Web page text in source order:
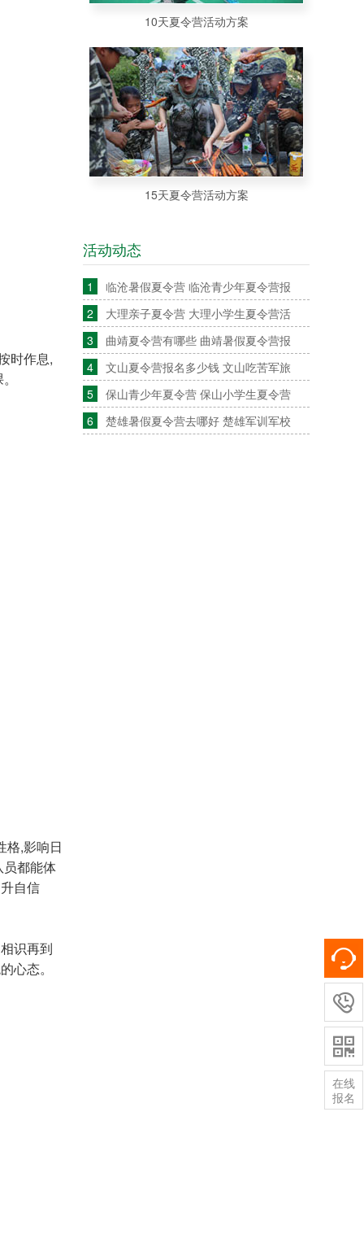
时作息,
格,影响日
都能体
自信
识再到
心态。
10天夏令营活动方案
15天夏令营活动方案
活动动态
1
临沧暑假夏令营 临沧青少年夏令营报
2
大理亲子夏令营 大理小学生夏令营活
3
曲靖夏令营有哪些 曲靖暑假夏令营报
4
文山夏令营报名多少钱 文山吃苦军旅
5
保山青少年夏令营 保山小学生夏令营
6
楚雄暑假夏令营去哪好 楚雄军训军校


在线
报名